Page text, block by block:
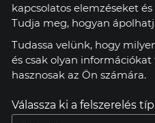
kapcsolatos elemzéseket
Tudja meg, hogyan
Tudassa velünk, hogy
és csak olyan
hasznosak az Ön számára.
Válassza ki a felszerelés